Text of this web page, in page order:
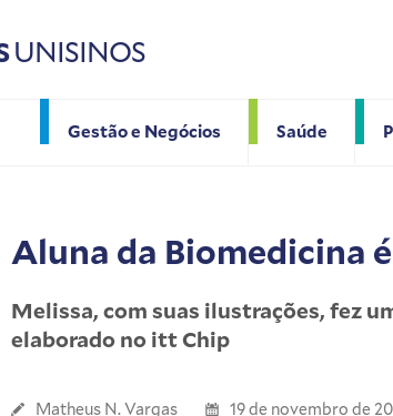
UNISINOS
Gestão e Negócios Saúde
Aluna da Biomedicina
Melissa, com suas ilustrações, fez
elaborado no itt Chip
Matheus N. Vargas 19 de novembro de